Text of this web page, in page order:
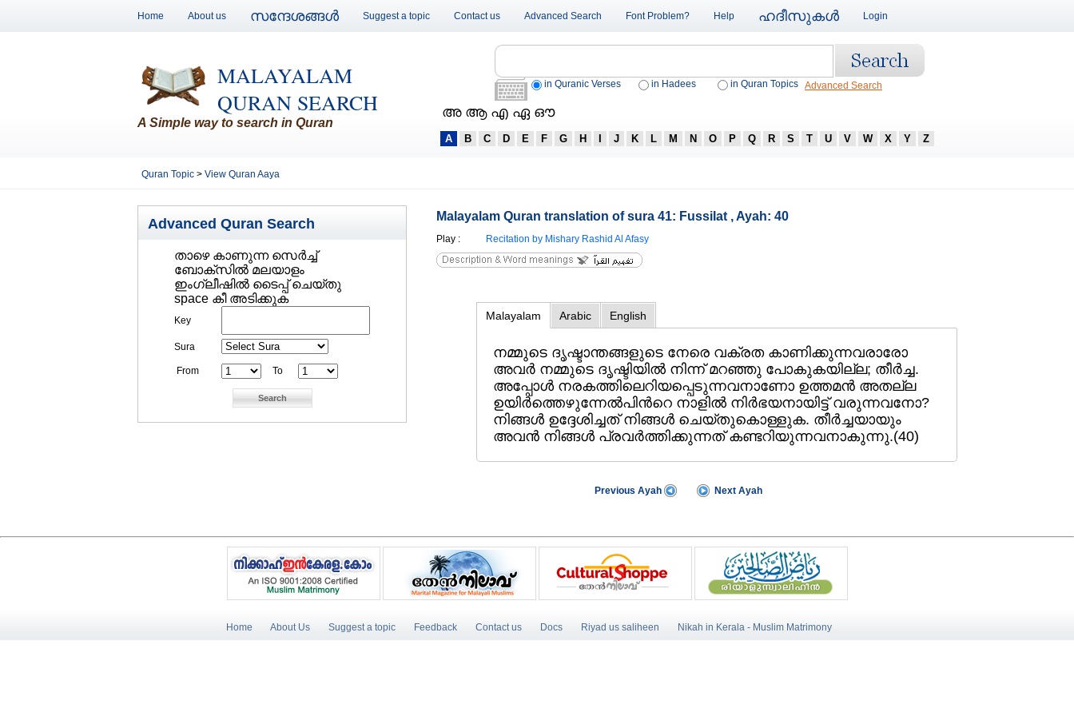
Home About us സന്ദേശങ്ങള്‍ Suggest a topic Contact us Advanced Search Font Problem? Help ഹദീസുകള്‍ Login
MALAYALAM
QURAN SEARCH
A Simple way to search in Quran
in Quranic Verses in Hadees in Quran Topics Advanced Search
അ ആ എ ഏ ഔ
A B C D E F G H J K L M N O P Q R S T U V W X Y Z
Quran Topic > View Quran Aaya
Advanced Quran Search
താഴെ കാണുന്ന സെര്‍ച്ച്‌
ബോക്സില്‍ മലയാളം
ഇംഗ്ലീഷില്‍ ടൈപ്പ് ചെയ്തു
space കീ അടിക്കുക
Key
Sura
From To
Malayalam Quran translation of sura 41: Fussilat , Ayah: 40
Play : Recitation by Mishary Rashid Al Afasy
Malayalam Arabic English
നമ്മുടെ ദൃഷ്ടാന്തങ്ങളുടെ നേരെ വക്രത കാണിക്കുന്നവരാരോ
അവര്‍ നമ്മുടെ ദൃഷ്ടിയില്‍ നിന്ന്‌ മറഞ്ഞു പോകുകയില്ല; തീര്‍ച്ച.
അപ്പോള്‍ നരകത്തിലെറിയപ്പെടുന്നവനാണോ ഉത്തമന്‍ അതല്ല
ഉയിര്‍ത്തെഴുന്നേല്‍പിന്‍റെ നാളില്‍ നിര്‍ഭയനായിട്ട്‌ വരുന്നവനോ?
നിങ്ങള്‍ ഉദ്ദേശിച്ചത്‌ നിങ്ങള്‍ ചെയ്തുകൊള്ളുക. തീര്‍ച്ചയായും
അവന്‍ നിങ്ങള്‍ പ്രവര്‍ത്തിക്കുന്നത്‌ കണ്ടറിയുന്നവനാകുന്നു.(40)
Previous Ayah Next Ayah
Home About Us Suggest a topic Feedback Contact us Docs Riyad us saliheen Nikah in Kerala - Muslim Matrimony